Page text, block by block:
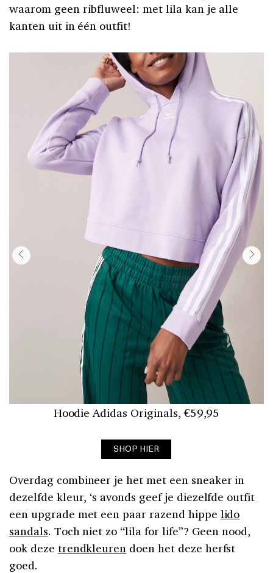
waarom geen ribfluweel: met lila kan je alle
kanten uit in één outfit!
Hoodie Adidas Originals, €59,95
SHOP HIER
Overdag combineer je het met een sneaker in
dezelfde kleur, ‘s avonds geef je diezelfde outfit
een upgrade met een paar razend hippe lido
sandals. Toch niet zo “lila for life”? Geen nood,
ook deze trendkleuren doen het deze herfst
goed.